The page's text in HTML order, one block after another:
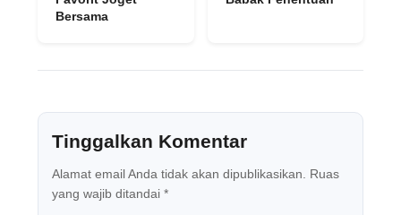
Bersama
Tinggalkan Komentar
Alamat email Anda tidak akan dipublikasikan.
Ruas
yang wajib ditandai *